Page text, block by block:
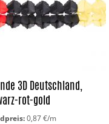
3D Deutschland,
rot-gold
0,87 €/m